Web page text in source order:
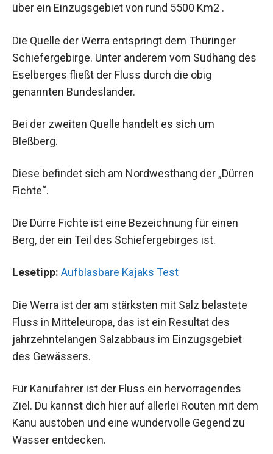
über ein Einzugsgebiet von rund 5500 Km2 .
Die Quelle der Werra entspringt dem Thüringer
Schiefergebirge. Unter anderem vom Südhang des
Eselberges fließt der Fluss durch die obig
genannten Bundesländer.
Bei der zweiten Quelle handelt es sich um
Bleßberg.
Diese befindet sich am Nordwesthang der „Dürren
Fichte“.
Die Dürre Fichte ist eine Bezeichnung für einen
Berg, der ein Teil des Schiefergebirges ist.
Lesetipp: Aufblasbare Kajaks Test
Die Werra ist der am stärksten mit Salz belastete
Fluss in Mitteleuropa, das ist ein Resultat des
jahrzehntelangen Salzabbaus im Einzugsgebiet
des Gewässers.
Für Kanufahrer ist der Fluss ein hervorragendes
Ziel. Du kannst dich hier auf allerlei Routen mit dem
Kanu austoben und eine wundervolle Gegend zu
Wasser entdecken.